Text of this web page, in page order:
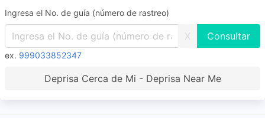
Ingresa el No. de guía (número de rastreo)
X
ex. 999033852347
Deprisa Cerca de Mi - Deprisa Near Me